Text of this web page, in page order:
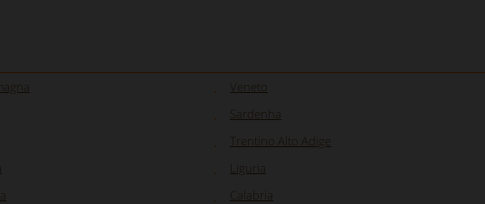
Veneto
Sardenha
Trentino Alto Adige
Liguria
Calabria